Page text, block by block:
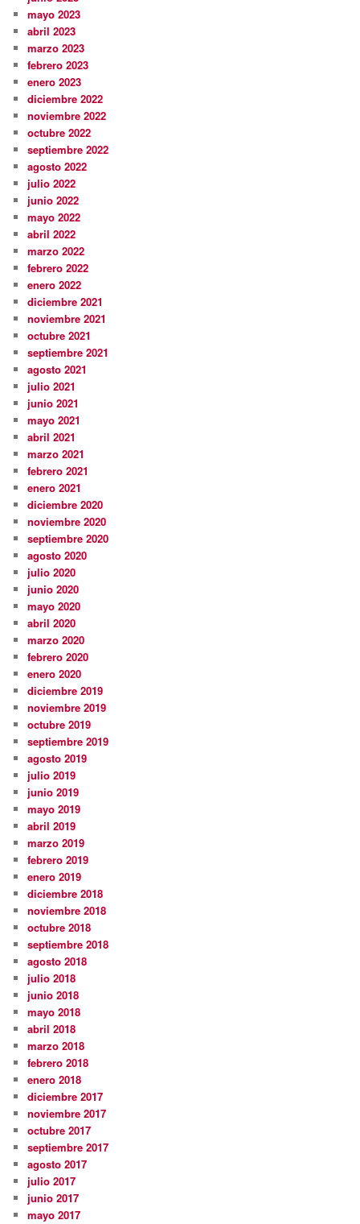
mayo 2023
abril 2023
marzo 2023
febrero 2023
enero 2023
diciembre 2022
noviembre 2022
octubre 2022
septiembre 2022
agosto 2022
julio 2022
junio 2022
mayo 2022
abril 2022
marzo 2022
febrero 2022
enero 2022
diciembre 2021
noviembre 2021
octubre 2021
septiembre 2021
agosto 2021
julio 2021
junio 2021
mayo 2021
abril 2021
marzo 2021
febrero 2021
enero 2021
diciembre 2020
noviembre 2020
septiembre 2020
agosto 2020
julio 2020
junio 2020
mayo 2020
abril 2020
marzo 2020
febrero 2020
enero 2020
diciembre 2019
noviembre 2019
octubre 2019
septiembre 2019
agosto 2019
julio 2019
junio 2019
mayo 2019
abril 2019
marzo 2019
febrero 2019
enero 2019
diciembre 2018
noviembre 2018
octubre 2018
septiembre 2018
agosto 2018
julio 2018
junio 2018
mayo 2018
abril 2018
marzo 2018
febrero 2018
enero 2018
diciembre 2017
noviembre 2017
octubre 2017
septiembre 2017
agosto 2017
julio 2017
junio 2017
mayo 2017